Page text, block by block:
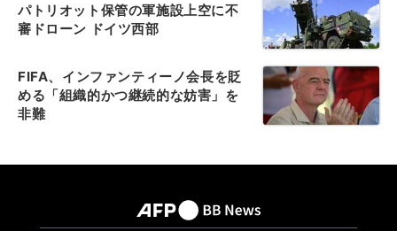
パトリオット保管の軍施設上空に不
審ドローン ドイツ西部
FIFA、インファンティーノ会長を貶
める「組織的かつ継続的な妨害」を
非難